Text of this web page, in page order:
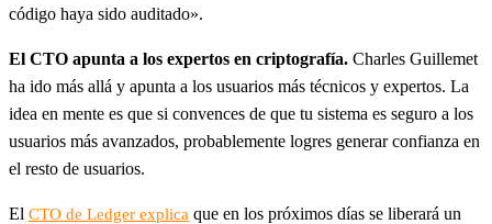
código haya sido auditado».
El CTO apunta a los expertos en criptografía. Charles Guillemet
ha ido más allá y apunta a los usuarios más técnicos y expertos. La
idea en mente es que si convences de que tu sistema es seguro a los
usuarios más avanzados, probablemente logres generar confianza en
el resto de usuarios.
El CTO de Ledger explica que en los próximos días se liberará un